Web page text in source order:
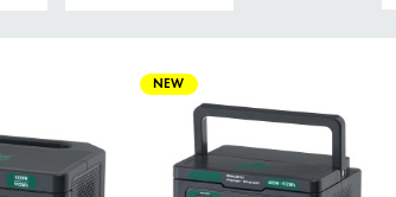
NEW